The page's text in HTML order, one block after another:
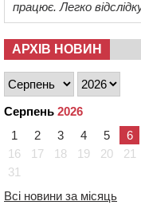
працює. Легко
АРХІВ НОВИН
Серпень 2026
1
2 3 4 5 6
16
17 18 19 20 21
31
Всі новини за місяць